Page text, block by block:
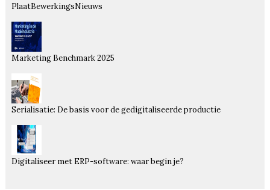
PlaatBewerkingsNieuws
Marketing Benchmark 2025
Serialisatie: De basis voor de gedigitaliseerde productie
Digitaliseer met ERP-software: waar begin je?